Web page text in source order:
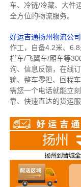
车、冷链/冷藏、大件
全方位的物流服务。
好运吉通扬州物流公司
作工，自备4.2米、
栏车/飞翼车/厢车等
询、信息反馈，在线订
输、整车零担、回程车
需您一个电话就能立
靠、快速直达的货运服